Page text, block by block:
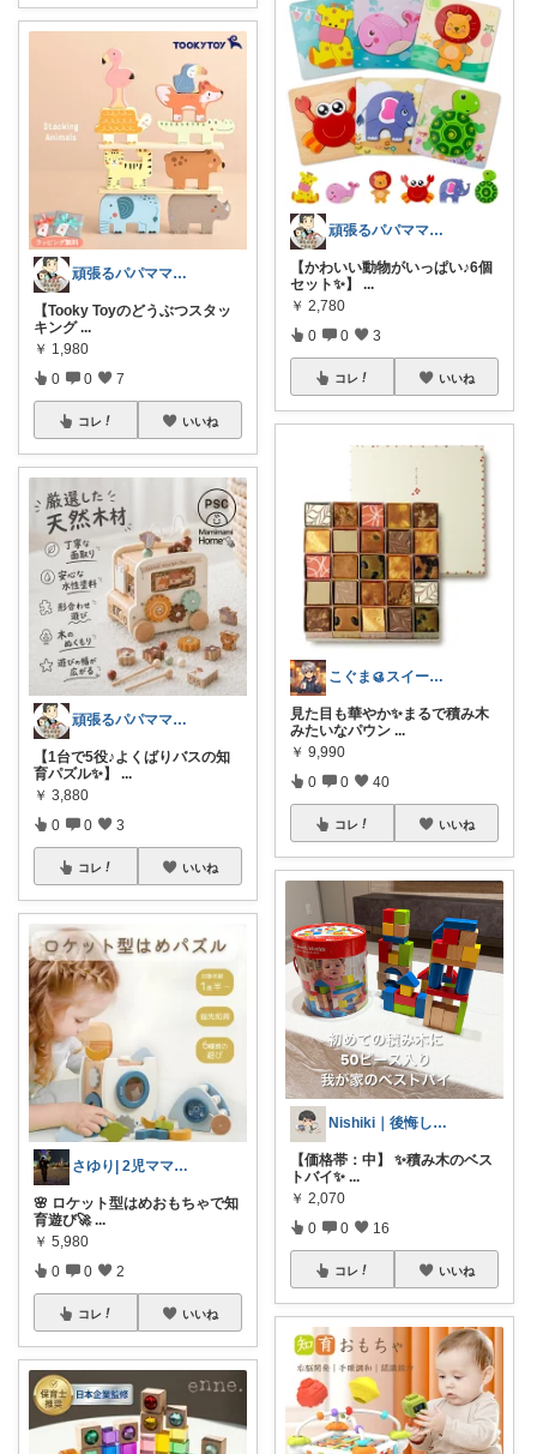
頑張るパパママ応援隊@育児・子供用品紹介
【Tooky Toyのどうぶつスタッ
キング ...
￥ 1,980
0 0 7
コレ いいね
頑張るパパママ応援隊@育児・子供用品紹介
【1台で5役♪よくばりバスの知
育パズル✨】
...
￥ 3,880
0 0 3
コレ いいね
さゆり| 2児ママお買い物メモ🧸
🌸 ロケット型はめおもちゃで知
育遊び🚀...
￥ 5,980
0 0 2
コレ いいね
頑張るパパママ応援隊@育児・子供用品紹介
【かわいい動物がいっぱい♪6個
セット✨】 ...
￥ 2,780
0 0 3
コレ いいね
こぐま🥮スイーツ大好き😍
見た目も華やか✨まるで積み木
みたいなパウン ...
￥ 9,990
0 0 40
コレ いいね
Nishiki｜後悔しない家と暮らし
【価格帯：中】 ✨️積み木のベス
トバイ✨ ...
￥ 2,070
0 0 16
コレ いいね